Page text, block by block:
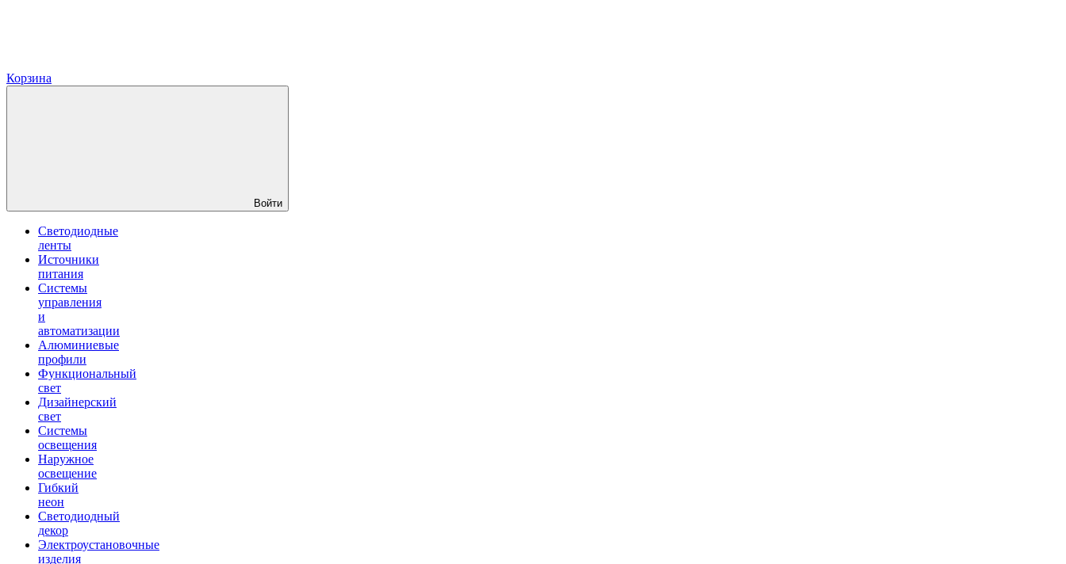
Корзина
Войти
Светодиодные
ленты
Источники
питания
Системы
управления
и
автоматизации
Алюминиевые
профили
Функциональный
свет
Дизайнерский
свет
Системы
освещения
Наружное
освещение
Гибкий
неон
Светодиодный
декор
Электроустановочные
изделия